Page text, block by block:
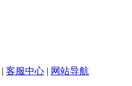
| 客服中心 | 网站导航